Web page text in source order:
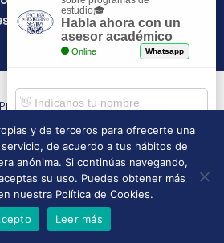
Privacy Policy
Cookies Policy
de Sevilla | 2026 | Todos los
reservados
y de terceros para ofrecerte una
de acuerdo a tus hábitos de
anónima. Si continúas navegando,
su uso. Puedes obtener más
nuestra Política de Cookies.
Leer más
estudio🎓
Habla ahora con un
asesor académico
Online Whatsapp
Comenzar chat